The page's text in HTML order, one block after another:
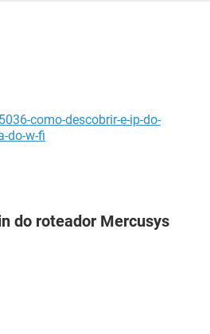
como-descobrir-e-ip-do-
do-w-fi
do roteador Mercusys